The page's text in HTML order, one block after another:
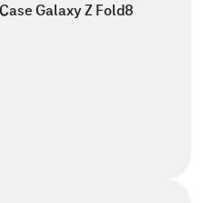
Galaxy Z Fold8